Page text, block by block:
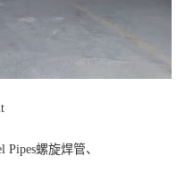
Pipes螺旋焊管、